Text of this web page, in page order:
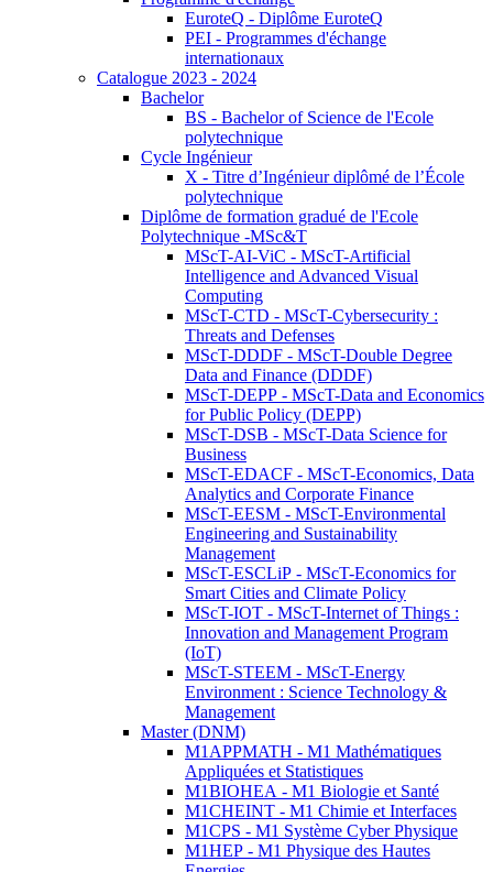
EuroteQ - Diplôme EuroteQ
PEI - Programmes d'échange
internationaux
Catalogue 2023 - 2024
Bachelor
BS - Bachelor of Science de l'Ecole
polytechnique
Cycle Ingénieur
X - Titre d’Ingénieur diplômé de l’École
polytechnique
Diplôme de formation gradué de l'Ecole
Polytechnique -MSc&T
MScT-AI-ViC - MScT-Artificial
Intelligence and Advanced Visual
Computing
MScT-CTD - MScT-Cybersecurity :
Threats and Defenses
MScT-DDDF - MScT-Double Degree
Data and Finance (DDDF)
MScT-DEPP - MScT-Data and Economics
for Public Policy (DEPP)
MScT-DSB - MScT-Data Science for
Business
MScT-EDACF - MScT-Economics, Data
Analytics and Corporate Finance
MScT-EESM - MScT-Environmental
Engineering and Sustainability
Management
MScT-ESCLiP - MScT-Economics for
Smart Cities and Climate Policy
MScT-IOT - MScT-Internet of Things :
Innovation and Management Program
(IoT)
MScT-STEEM - MScT-Energy
Environment : Science Technology &
Management
Master (DNM)
M1APPMATH - M1 Mathématiques
Appliquées et Statistiques
M1BIOHEA - M1 Biologie et Santé
M1CHEINT - M1 Chimie et Interfaces
M1CPS - M1 Système Cyber Physique
M1HEP - M1 Physique des Hautes